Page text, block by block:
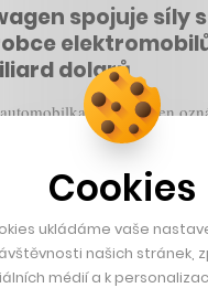
spojuje síly
dolarů
Volkswagen
pět miliard dolarů (zhruba
společný podnik, v
a software pro své
ze strany VW bude ve
Akcie Rivianu na toto
po zavření trhu růstem o
Cookies
ukládáme vaše
našich stránek,
médií a k